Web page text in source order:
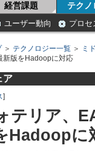
経営課題 テクノ
ユーザー動向 プロセ
＞ テクノロジー一覧 ＞ ミ
新版をHadoopに対応
ア
]
テリア、
Hadoopに